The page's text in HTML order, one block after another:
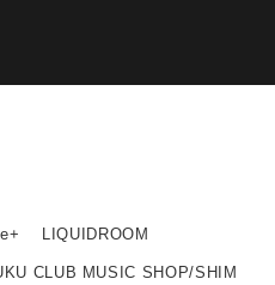
LIQUIDROOM
CLUB MUSIC SHOP/SHIM